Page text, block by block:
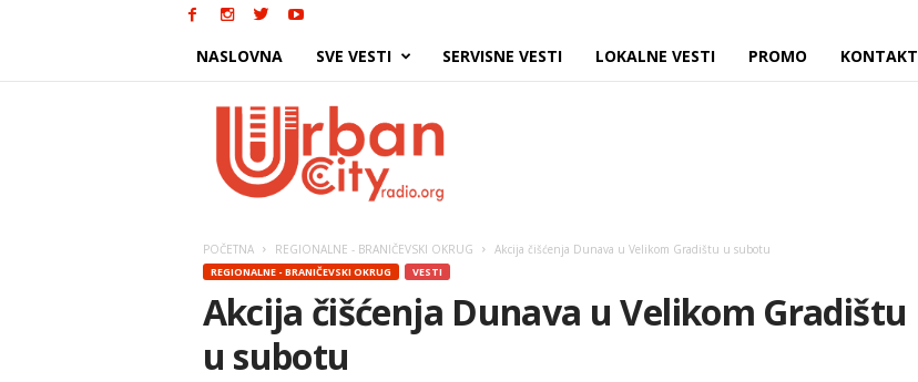
NASLOVNA SVE VESTI SERVISNE VESTI LOKALNE VESTI PROMO KONTAKT
POČETNA REGIONALNE - BRANIČEVSKI OKRUG Akcija čišćenja Dunava u Velikom Gradištu u subotu
REGIONALNE - BRANIČEVSKI OKRUG VESTI
Akcija čišćenja Dunava u Velikom Gradištu
u subotu